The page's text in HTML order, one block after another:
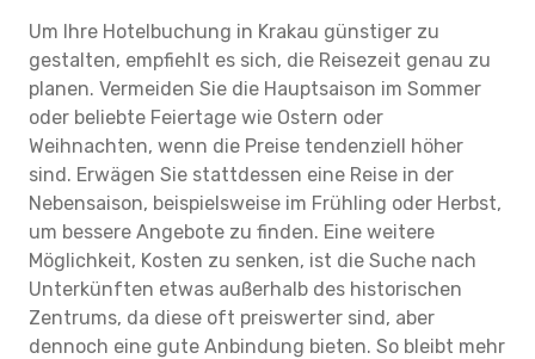
Um Ihre Hotelbuchung in Krakau günstiger zu
gestalten, empfiehlt es sich, die Reisezeit genau zu
planen. Vermeiden Sie die Hauptsaison im Sommer
oder beliebte Feiertage wie Ostern oder
Weihnachten, wenn die Preise tendenziell höher
sind. Erwägen Sie stattdessen eine Reise in der
Nebensaison, beispielsweise im Frühling oder Herbst,
um bessere Angebote zu finden. Eine weitere
Möglichkeit, Kosten zu senken, ist die Suche nach
Unterkünften etwas außerhalb des historischen
Zentrums, da diese oft preiswerter sind, aber
dennoch eine gute Anbindung bieten. So bleibt mehr